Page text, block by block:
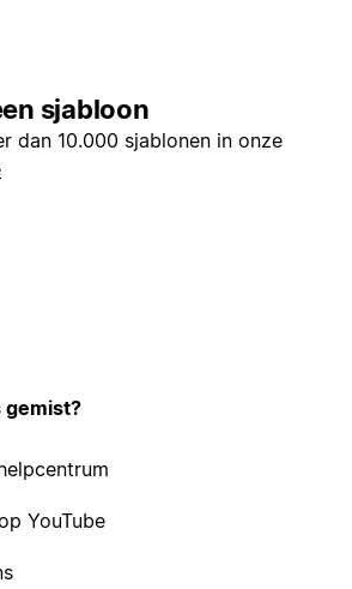
sjabloon
dan 10.000 sjablonen in onze
gemist?
YouTube